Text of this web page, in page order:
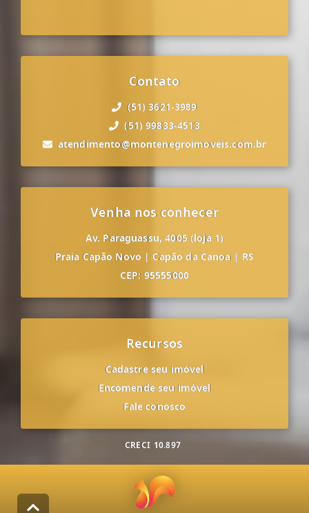
Contato
(51) 3621-3989
(51) 99833-4513
atendimento@montenegroimoveis.com.br
Venha nos conhecer
Av. Paraguassu, 4005 (loja 1)
Praia Capão Novo | Capão da Canoa | RS
CEP: 95555000
Recursos
Cadastre seu imóvel
Encomende seu imóvel
Fale conosco
CRECI 10.897